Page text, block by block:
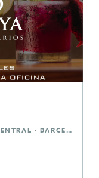
MATARÓ · VIA EUROPA - PARQUE CENTRAL · BARCELONA